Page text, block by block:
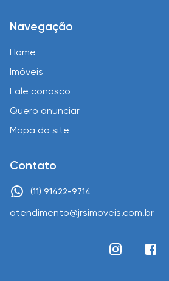
Navegação
Home
Imóveis
Fale conosco
Quero anunciar
Mapa do site
Contato
(11) 91422-9714
atendimento@jrsimoveis.com.br